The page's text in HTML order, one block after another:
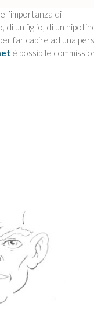
l’importanza di
di un figlio, di un
far capire ad una
è possibile